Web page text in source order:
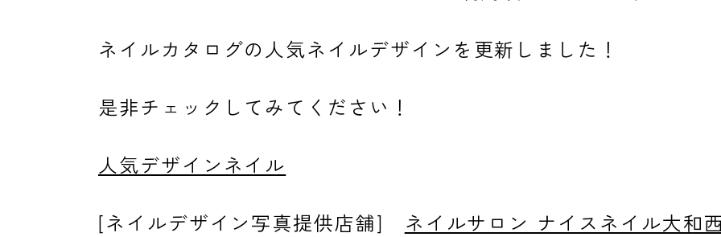
ネイル用語
消費者志向自主宣言
ネイルカタログの人気ネイルデザインを更新しました！
是非チェックしてみてください！
人気デザインネイル
[ネイルデザイン写真提供店舗] ネイルサロン ナイスネイル大和